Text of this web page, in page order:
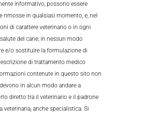
informativo, possono essere
rimosse in qualsiasi momento, e, nel
di carattere veterinario o in ogni
del cane, in nessun modo
e/o sostituire la formulazione di
di trattamento medico
contenute in questo sito non
in alcun modo andare a
diretto tra il veterinario e il padrone
veterinaria, anche specialistica. Si